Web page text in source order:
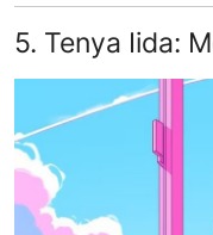
5. Tenya Iida: